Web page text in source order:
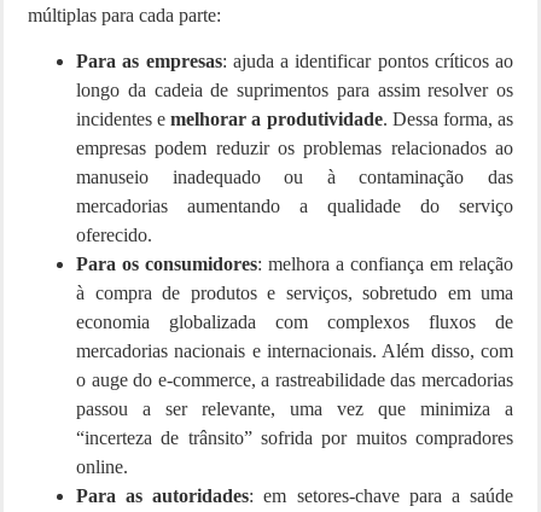
múltiplas para cada parte:
Para as empresas: ajuda a identificar pontos críticos ao
longo da cadeia de suprimentos para assim resolver os
incidentes emelhorar a produtividade. Dessa forma, as
empresas podem reduzir os problemas relacionados ao
manuseio inadequado ou à contaminação das
mercadorias aumentando a qualidade do serviço
oferecido.
Para os consumidores: melhora a confiança em relação
à compra de produtos e serviços, sobretudo em uma
economia globalizada com complexos fluxos de
mercadorias nacionais e internacionais. Além disso, com
o auge do e-commerce, a rastreabilidade das mercadorias
passou a ser relevante, uma vez que minimiza a
“incerteza de trânsito” sofrida por muitos compradores
online.
Para as autoridades: em setores-chave para a saúde